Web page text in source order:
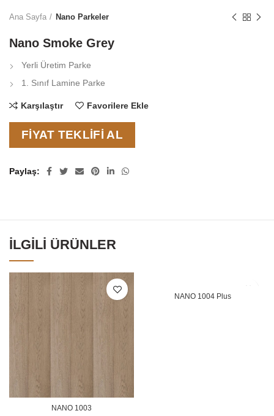
Ana Sayfa Nano Parkeler
Nano Smoke Grey
Yerli Üretim Parke
1. Sınıf Lamine Parke
Karşılaştır Favorilere Ekle
FIYAT TEKLIFI AL
Paylaş
İLGILI ÜRÜNLER
NANO 1003
NANO 1004 Plus